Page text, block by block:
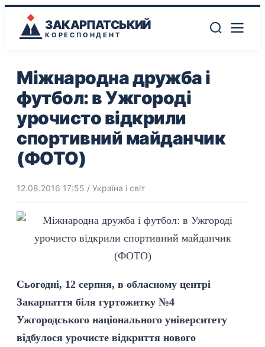
ЗАКАРПАТСЬКИЙ
КОРЕСПОНДЕНТ
Міжнародна дружба і
футбол: в Ужгороді
урочисто відкрили
спортивний майданчик
(ФОТО)
12.08.2016 17:55 / Україна і світ
Сьогодні, 12 серпня, в обласному центрі
Закарпаття біля гуртожитку №4
Ужгородського національного університету
відбулося урочисте відкриття нового